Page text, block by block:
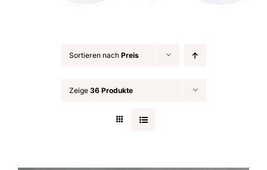
Sortieren nach Preis
Zeige 36 Produkte